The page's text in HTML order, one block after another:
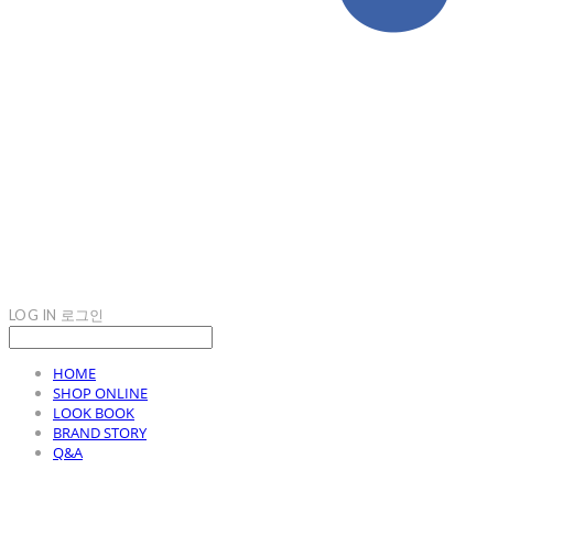
LOG IN 로그인
HOME
SHOP ONLINE
LOOK BOOK
BRAND STORY
Q&A